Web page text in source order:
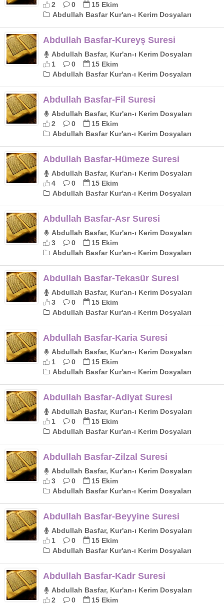
2
0
15 Ekim
Abdullah Basfar Kur'an-ı Kerim Dosyaları
Abdullah Basfar-Kureyş Suresi
Abdullah Basfar, Kur'an-ı Kerim Dosyaları
1
0
15 Ekim
Abdullah Basfar Kur'an-ı Kerim Dosyaları
Abdullah Basfar-Fil Suresi
Abdullah Basfar, Kur'an-ı Kerim Dosyaları
2
0
15 Ekim
Abdullah Basfar Kur'an-ı Kerim Dosyaları
Abdullah Basfar-Hümeze Suresi
Abdullah Basfar, Kur'an-ı Kerim Dosyaları
4
0
15 Ekim
Abdullah Basfar Kur'an-ı Kerim Dosyaları
Abdullah Basfar-Asr Suresi
Abdullah Basfar, Kur'an-ı Kerim Dosyaları
3
0
15 Ekim
Abdullah Basfar Kur'an-ı Kerim Dosyaları
Abdullah Basfar-Tekasür Suresi
Abdullah Basfar, Kur'an-ı Kerim Dosyaları
3
0
15 Ekim
Abdullah Basfar Kur'an-ı Kerim Dosyaları
Abdullah Basfar-Karia Suresi
Abdullah Basfar, Kur'an-ı Kerim Dosyaları
1
0
15 Ekim
Abdullah Basfar Kur'an-ı Kerim Dosyaları
Abdullah Basfar-Adiyat Suresi
Abdullah Basfar, Kur'an-ı Kerim Dosyaları
1
0
15 Ekim
Abdullah Basfar Kur'an-ı Kerim Dosyaları
Abdullah Basfar-Zilzal Suresi
Abdullah Basfar, Kur'an-ı Kerim Dosyaları
3
0
15 Ekim
Abdullah Basfar Kur'an-ı Kerim Dosyaları
Abdullah Basfar-Beyyine Suresi
Abdullah Basfar, Kur'an-ı Kerim Dosyaları
1
0
15 Ekim
Abdullah Basfar Kur'an-ı Kerim Dosyaları
Abdullah Basfar-Kadr Suresi
Abdullah Basfar, Kur'an-ı Kerim Dosyaları
2
0
15 Ekim